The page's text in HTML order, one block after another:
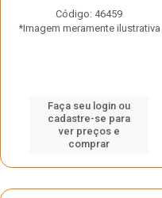
Código: 46459
*Imagem meramente ilustrativa
Faça seu login ou
cadastre-se para
ver preços e
comprar